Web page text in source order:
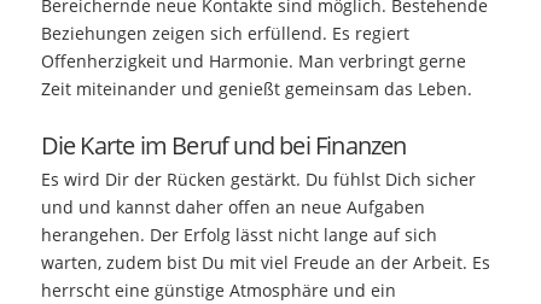
Bereichernde neue Kontakte sind möglich. Bestehende
Beziehungen zeigen sich erfüllend. Es regiert
Offenherzigkeit und Harmonie. Man verbringt gerne
Zeit miteinander und genießt gemeinsam das Leben.
Die Karte im Beruf und bei Finanzen
Es wird Dir der Rücken gestärkt. Du fühlst Dich sicher
und und kannst daher offen an neue Aufgaben
herangehen. Der Erfolg lässt nicht lange auf sich
warten, zudem bist Du mit viel Freude an der Arbeit. Es
herrscht eine günstige Atmosphäre und ein